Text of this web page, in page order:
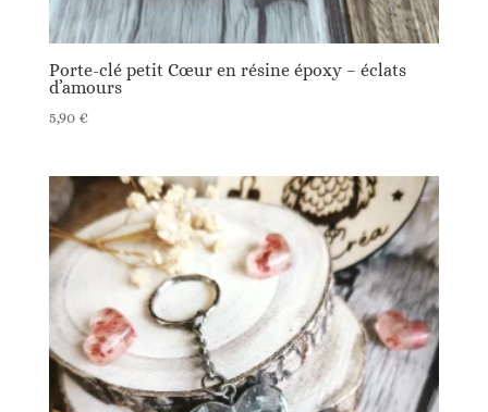
Porte-clé petit Cœur en résine époxy – éclats
d’amours
5,90 €